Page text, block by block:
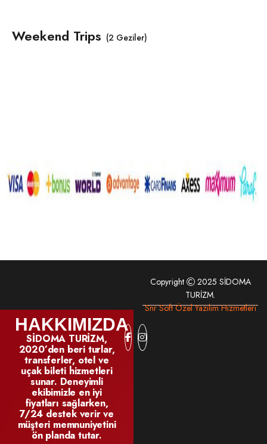
Weekend Trips (2 Geziler)
HAKKIMIZDA
SİDOMA TURİZM,
2020’den beri turlar,
transferler, otel ve
uçak bileti hizmetleri
sunar. Deneyimli
ekibimizle en iyi
fiyatları sağlarken,
7/24 destek verir ve
müşteri memnuniyetini
ön planda tutar.
Copyright
2025 SİDOMA
TURİZM.
Snr Soft Özel Yazılım Hizmetleri